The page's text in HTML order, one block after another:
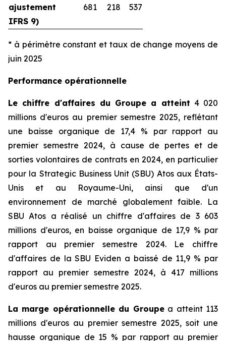
ajustement
IFRS 9)
681 218 537
* à périmètre constant et taux de change moyens de
juin 2025
Performance opérationnelle
Le chiffre d'affaires du Groupe a atteint 4 020
millions d'euros au premier semestre 2025, reflétant
une baisse organique de 17,4 % par rapport au
premier semestre 2024, à cause de pertes et de
sorties volontaires de contrats en 2024, en particulier
pour la Strategic Business Unit (SBU) Atos aux États-
Unis et au Royaume-Uni, ainsi que d'un
environnement de marché globalement faible. La
SBU Atos a réalisé un chiffre d'affaires de 3 603
millions d'euros, en baisse organique de 17,9 % par
rapport au premier semestre 2024. Le chiffre
d'affaires de la SBU Eviden a baissé de 11,9 % par
rapport au premier semestre 2024, à 417 millions
d'euros au premier semestre 2025.
La marge opérationnelle du Groupea atteint 113
millions d'euros au premier semestre 2025, soit une
hausse organique de 15 % par rapport au premier